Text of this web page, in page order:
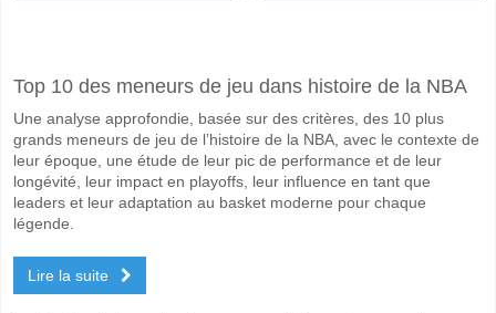
Le match entre Boca Juniors v Cruzeiro 20 May 2026 01:30.
Quelle est l'équipe favorite pour gagner entre Boca
Boca Juniors pour le Gagnant du match, avec une probabilité de 51%
Les deux équipes marqueront-elles dans le match
Non pour Les Deux Équipes Marquent, avec un pourcentage de 59%.
Quel sera le résultat correct attendu entre Boca
Top 10 des meneurs de jeu dans histoire de la NBA
Une analyse approfondie, basée sur des critères, des 10 plus
grands meneurs de jeu de l’histoire de la NBA, avec le contexte de
leur époque, une étude de leur pic de performance et de leur
longévité, leur impact en playoffs, leur influence en tant que
leaders et leur adaptation au basket moderne pour chaque
légende.
Lire la suite